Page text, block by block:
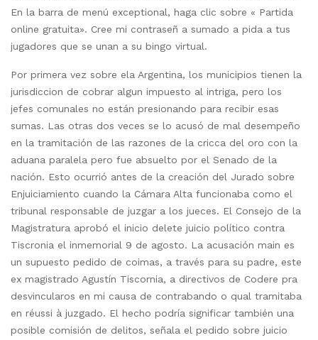
En la barra de menú exceptional, haga clic sobre « Partida
online gratuita». Cree mi contraseñ a sumado a pida a tus
jugadores que se unan a su bingo virtual.
Por primera vez sobre ela Argentina, los municipios tienen la
jurisdiccion de cobrar algun impuesto al intriga, pero los
jefes comunales no están presionando para recibir esas
sumas. Las otras dos veces se lo acusó de mal desempeño
en la tramitación de las razones de la cricca del oro con la
aduana paralela pero fue absuelto por el Senado de la
nación. Esto ocurrió antes de la creación del Jurado sobre
Enjuiciamiento cuando la Cámara Alta funcionaba como el
tribunal responsable de juzgar a los jueces. El Consejo de la
Magistratura aprobó el inicio delete juicio político contra
Tiscronia el inmemorial 9 de agosto. La acusación main es
un supuesto pedido de coimas, a través para su padre, este
ex magistrado Agustín Tiscornia, a directivos de Codere pra
desvincularos en mi causa de contrabando o qual tramitaba
en réussi à juzgado. El hecho podría significar también una
posible comisión de delitos, señala el pedido sobre juicio